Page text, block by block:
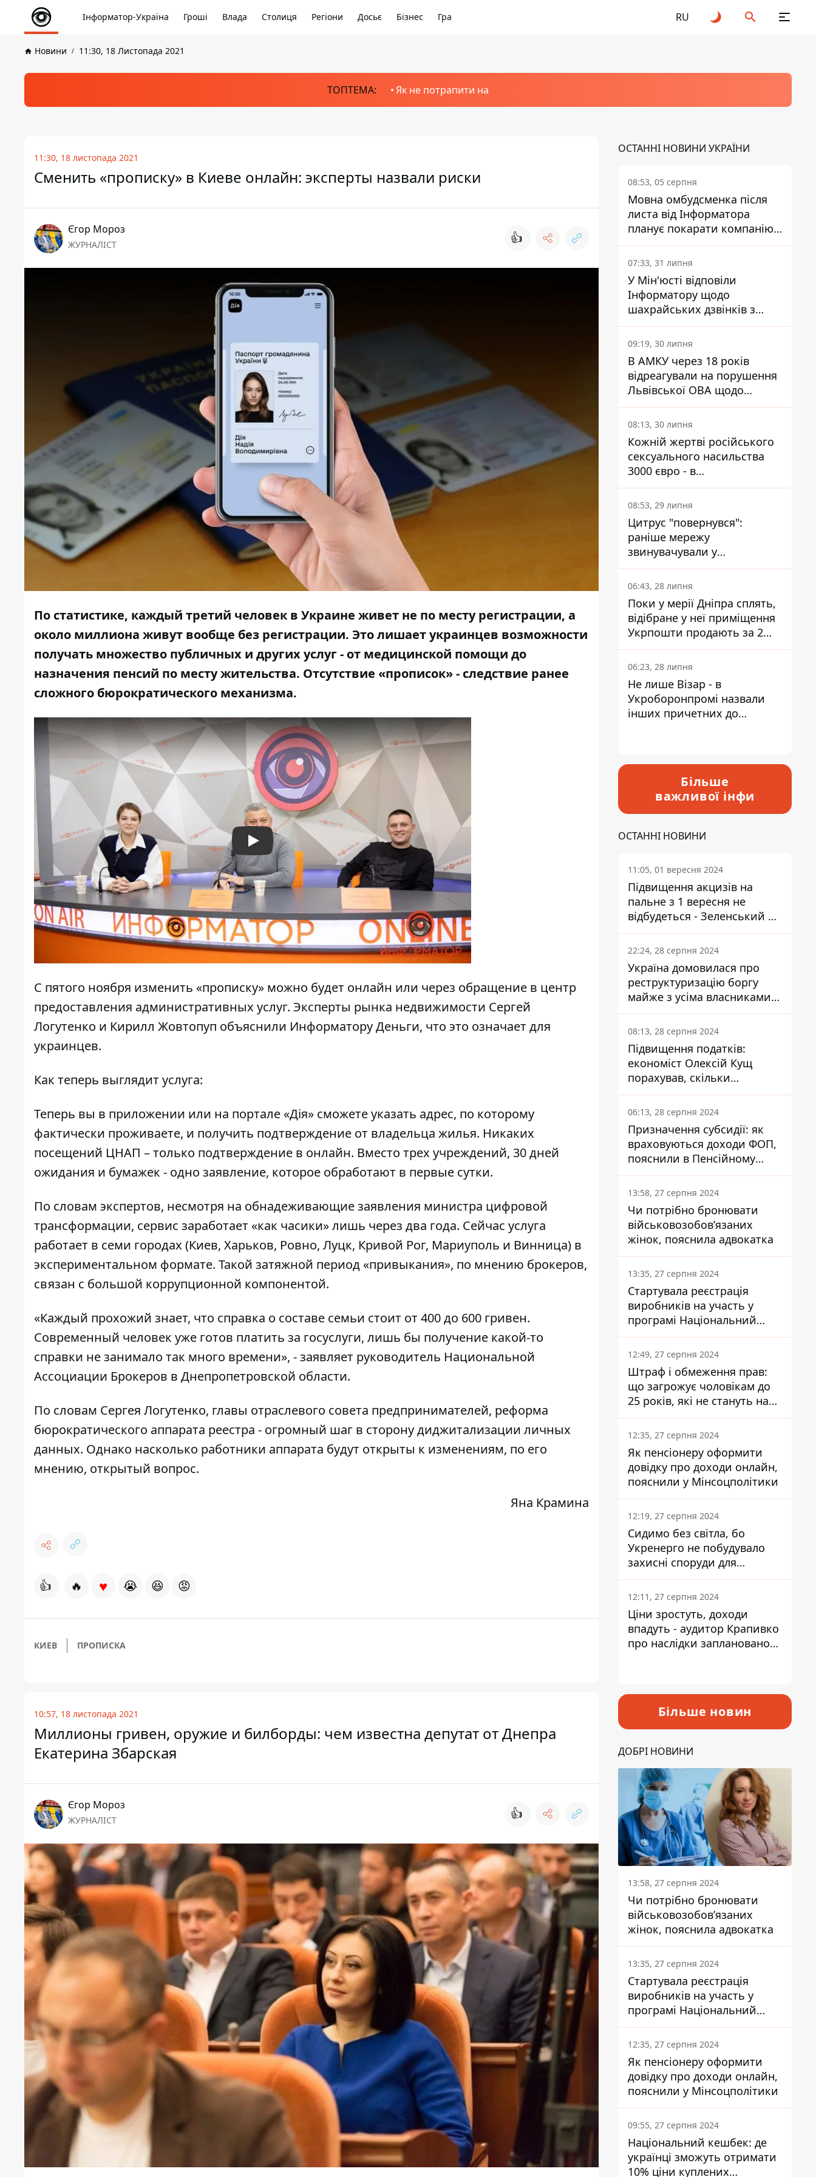
Інформатор-Україна Гроші Влада Столиця Регіони Досьє Бізнес Гра RU
Новини 11:30, 18 Листопада 2021
ТОПТЕМА: Як не потрапити на
11:30, 18 листопада 2021
Сменить «прописку» в Киеве онлайн: эксперты назвали риски
Єгор Мороз
ЖУРНАЛІСТ 👍
По статистике, каждый третий человек в Украине живет не по месту регистрации, а
около миллиона живут вообще без регистрации. Это лишает украинцев возможности
получать множество публичных и других услуг - от медицинской помощи до
назначения пенсий по месту жительства. Отсутствие «прописок»- следствие ранее
сложного бюрократического механизма.
Play
С пятого ноября изменить «прописку» можно будет онлайн или через обращение в центр
предоставления административных услуг. Эксперты рынка недвижимости Сергей
Логутенко и Кирилл Жовтопуп объяснили Информатору Деньги, что это означает для
украинцев.
Как теперь выглядит услуга:
Теперь вы в приложении или на портале «Дія» сможете указать адрес, по которому
фактически проживаете, и получить подтверждение от владельца жилья. Никаких
посещений ЦНАП – только подтверждение в онлайн. Вместо трех учреждений, 30 дней
ожидания и бумажек - одно заявление, которое обработают в первые сутки.
По словам экспертов, несмотря на обнадеживающие заявления министра цифровой
трансформации, сервис заработает «как часики» лишь через два года. Сейчас услуга
работает в семи городах (Киев, Харьков, Ровно, Луцк, Кривой Рог, Мариуполь и Винница) в
экспериментальном формате. Такой затяжной период «привыкания», по мнению брокеров,
связан с большой коррупционной компонентой.
«Каждый прохожий знает, что справка о составе семьи стоит от 400 до 600 гривен.
Современный человек уже готов платить за госуслуги, лишь бы получение какой-то
справки не занимало так много времени», - заявляет руководитель Национальной
Ассоциации Брокеров в Днепропетровской области.
По словам Сергея Логутенко, главы отраслевого совета предпринимателей, реформа
бюрократического аппарата реестра - огромный шаг в сторону диджитализации личных
данных. Однако насколько работники аппарата будут открыты к изменениям, по его
мнению, открытый вопрос.
Яна Крамина
👍 🔥 ♥ 😭 😆 😡
КИЕВ ПРОПИСКА
10:57, 18 листопада 2021
Миллионы гривен, оружие и билборды: чем известна депутат от Днепра
Екатерина Збарская
Єгор Мороз
ЖУРНАЛІСТ 👍
ОСТАННІ НОВИНИ УКРАЇНИ
08:53, 05 серпня
Мовна омбудсменка після
листа від Інформатора
планує покарати компанію-
підрядника ПриватБанку
07:33, 31 липня
У Мін'юсті відповіли
Інформатору щодо
шахрайських дзвінків з
камери Сумського СІЗО так,
що ніхто нічого не зрозумів
09:19, 30 липня
В АМКУ через 18 років
відреагували на порушення
Львівської ОВА щодо
харчування у закладах
освіти
08:13, 30 липня
Кожній жертві російського
сексуального насильства
3000 євро - в
Мінсоцполітики пояснили
Інформатору, звідки на це
гроші
08:53, 29 липня
Цитрус "повернувся":
раніше мережу
звинувачували у
контрабанді техніки та
ухиленні від сплати
податків
06:43, 28 липня
Поки у мерії Дніпра сплять,
відібране у неї приміщення
Укрпошти продають за 2
мільйони
06:23, 28 липня
Не лише Візар - в
Укроборонпромі назвали
інших причетних до
Більше
важливої інфи
ОСТАННІ НОВИНИ
11:05, 01 вересня 2024
Підвищення акцизів на
пальне з 1 вересня не
відбудеться - Зеленський не
підписав закон
22:24, 28 серпня 2024
Україна домовилася про
реструктуризацію боргу
майже з усіма власниками
єврооблігацій: що це
означає для країни
08:13, 28 серпня 2024
Підвищення податків:
економіст Олексій Кущ
порахував, скільки
заплатить кожен українець
06:13, 28 серпня 2024
Призначення субсидії: як
враховуються доходи ФОП,
пояснили в Пенсійному
фонді
13:58, 27 серпня 2024
Чи потрібно бронювати
військовозобов’язаних
жінок, пояснила адвокатка
13:35, 27 серпня 2024
Стартувала реєстрація
виробників на участь у
програмі Національний
кешбек: як це зробити
через портал Дія
12:49, 27 серпня 2024
Штраф і обмеження прав:
що загрожує чоловікам до
25 років, які не стануть на
військовий облік
12:35, 27 серпня 2024
Як пенсіонеру оформити
довідку про доходи онлайн,
пояснили у Мінсоцполітики
12:19, 27 серпня 2024
Сидимо без світла, бо
Укренерго не побудувало
захисні споруди для
енергетики - нардеп
Кучеренко
12:11, 27 серпня 2024
Ціни зростуть, доходи
впадуть - аудитор Крапивко
про наслідки запланованого
Більше новин
ДОБРІ НОВИНИ
13:58, 27 серпня 2024
Чи потрібно бронювати
військовозобов’язаних
жінок, пояснила адвокатка
13:35, 27 серпня 2024
Стартувала реєстрація
виробників на участь у
програмі Національний
кешбек: як це зробити
через портал Дія
12:35, 27 серпня 2024
Як пенсіонеру оформити
довідку про доходи онлайн,
пояснили у Мінсоцполітики
09:55, 27 серпня 2024
Національний кешбек: де
українці зможуть отримати
10% ціни куплених